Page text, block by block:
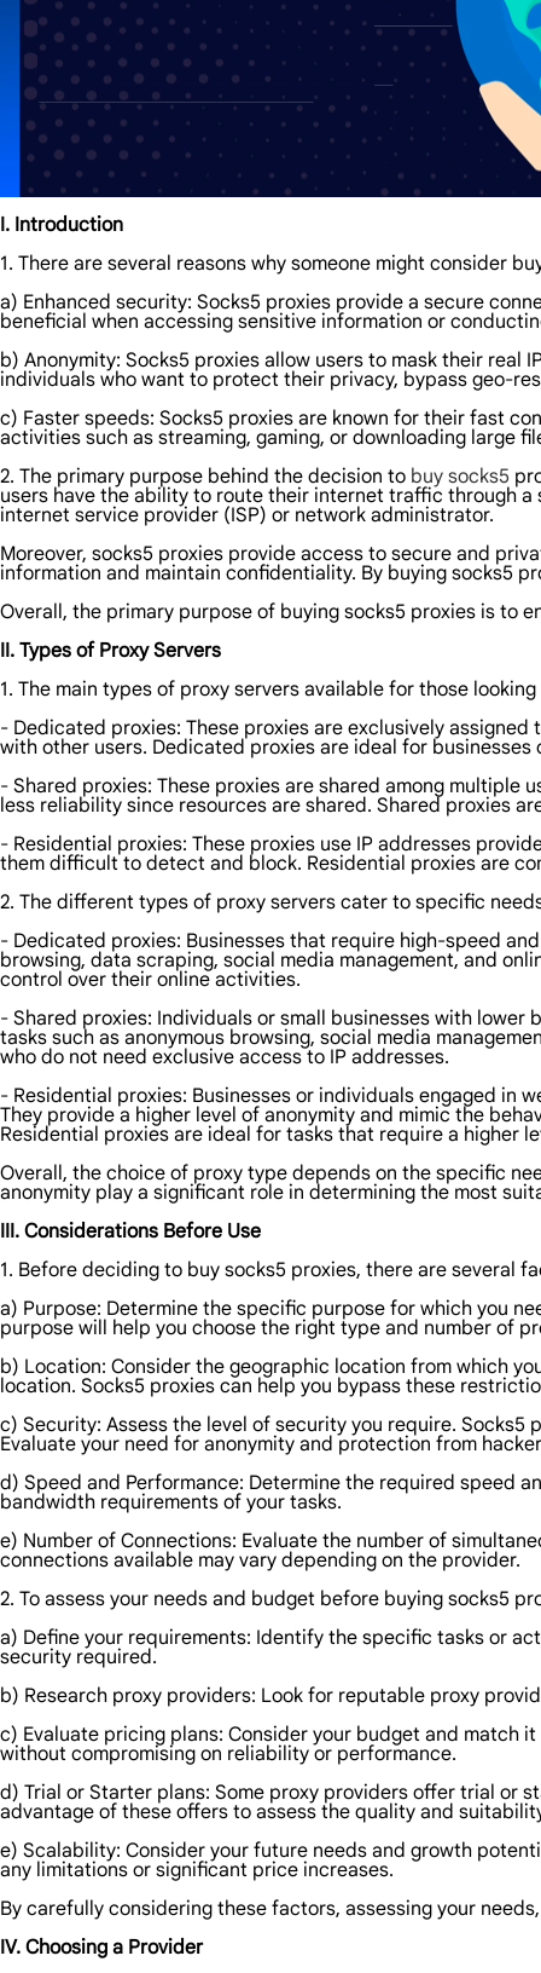
I. Introduction
1. There are several reasons why someone might consider
a) Enhanced security: Socks5 proxies provide a secure
beneficial when accessing sensitive information or
b) Anonymity: Socks5 proxies allow users to mask their
individuals who want to protect their privacy, bypass geo-
c) Faster speeds: Socks5 proxies are known for their fast
activities such as streaming, gaming, or downloading large
2. The primary purpose behind the decision to buy socks5
users have the ability to route their internet traffic through
internet service provider (ISP) or network administrator.
Moreover, socks5 proxies provide access to secure and
information and maintain confidentiality. By buying socks5
Overall, the primary purpose of buying socks5 proxies is to
II. Types of Proxy Servers
1. The main types of proxy servers available for those
- Dedicated proxies: These proxies are exclusively
with other users. Dedicated proxies are ideal for
- Shared proxies: These proxies are shared among multiple
less reliability since resources are shared. Shared proxies
- Residential proxies: These proxies use IP addresses
them difficult to detect and block. Residential proxies are
2. The different types of proxy servers cater to specific
- Dedicated proxies: Businesses that require high-speed
browsing, data scraping, social media management, and
control over their online activities.
- Shared proxies: Individuals or small businesses with
tasks such as anonymous browsing, social media
who do not need exclusive access to IP addresses.
- Residential proxies: Businesses or individuals engaged
They provide a higher level of anonymity and mimic the
Residential proxies are ideal for tasks that require a higher
Overall, the choice of proxy type depends on the specific
anonymity play a significant role in determining the most
III. Considerations Before Use
1. Before deciding to buy socks5 proxies, there are several
a) Purpose: Determine the specific purpose for which you
purpose will help you choose the right type and number of
b) Location: Consider the geographic location from which
location. Socks5 proxies can help you bypass these
c) Security: Assess the level of security you require.
Evaluate your need for anonymity and protection from
d) Speed and Performance: Determine the required speed
bandwidth requirements of your tasks.
e) Number of Connections: Evaluate the number of
connections available may vary depending on the provider.
2. To assess your needs and budget before buying socks5
a) Define your requirements: Identify the specific tasks or
security required.
b) Research proxy providers: Look for reputable proxy
c) Evaluate pricing plans: Consider your budget and
without compromising on reliability or performance.
d) Trial or Starter plans: Some proxy providers offer trial or
advantage of these offers to assess the quality and
e) Scalability: Consider your future needs and growth
any limitations or significant price increases.
By carefully considering these factors, assessing your
IV. Choosing a Provider